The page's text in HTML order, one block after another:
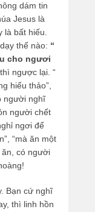
dám tin
Jesus là
bất hiếu.
thế nào: “
cho ngươi
ngược lại. “
hiếu thảo”,
người nghĩ
người chết
ngơi để
“mà ăn một
ăn, có người
Bạn cứ nghĩ
thì linh hồn